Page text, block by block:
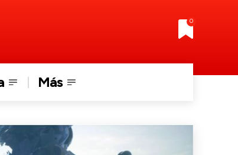
0
Más